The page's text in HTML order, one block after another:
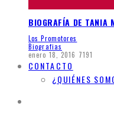
BIOGRAFÍA DE TANIA
Los Promotores
Biografias
enero 18, 2016 7191
CONTACTO
¿QUIÉNES